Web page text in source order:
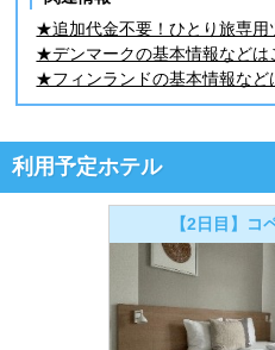
★追加代金不要！ひとり旅専用
★デンマークの基本情報などは
★フィンランドの基本情報など
利用予定ホテル
【2日目】コ